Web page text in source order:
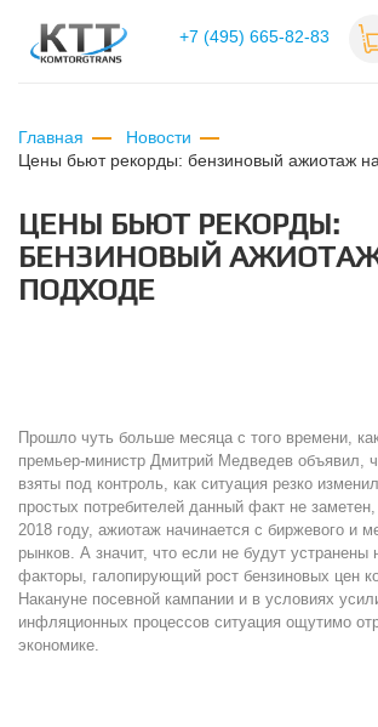
+7 (495) 665-82-83
Главная
Новости
цены бьют рекорды: бензиновый ажиотаж
ЦЕНЫ БЬЮТ РЕКОРДЫ:
БЕНЗИНОВЫЙ
ПОДХОДЕ
Прошло чуть больше месяца с того времени,
премьер-министр Дмитрий Медведев объявил,
взяты под контроль, как ситуация резко
простых потребителей данный факт не
2018 году, ажиотаж начинается с биржевого и
рынков. А значит, что если не будут устранены
факторы, галопирующий рост бензиновых цен
Накануне посевной кампании и в условиях
инфляционных процессов ситуация ощутимо
экономике.